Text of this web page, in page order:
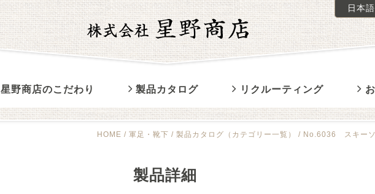
日本語
コ
テ
ツ
キ
星野商店のこだわり 製品カタログ リクルーティング
HOME / 軍足・靴下 / 製品カタログ（カテゴリー一覧） / No.6036 スキー
製品詳細